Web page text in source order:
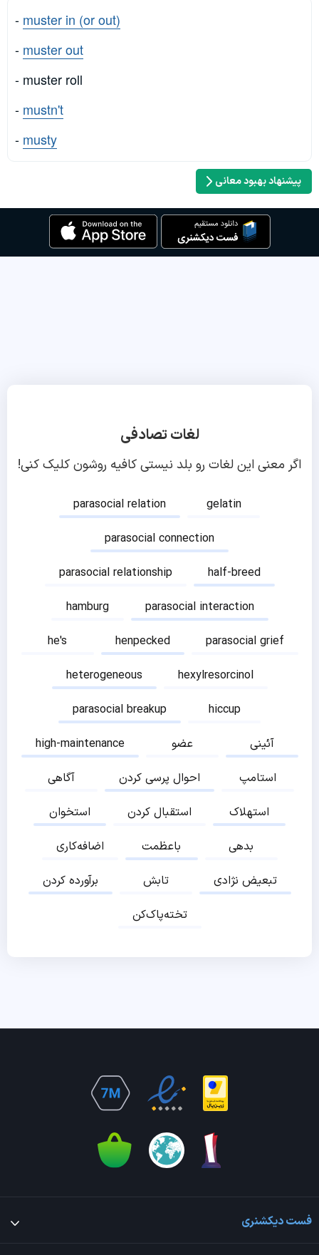
- muster in (or out)
- muster out
- muster roll
- mustn't
- musty
پیشنهاد بهبود معانی
لغات تصادفی
اگر معنی این لغات رو بلد نیستی کافیه روشون کلیک کنی!
parasocial relation
gelatin
parasocial connection
parasocial relationship
half-breed
hamburg
parasocial interaction
he's
henpecked
parasocial grief
heterogeneous
hexylresorcinol
parasocial breakup
hiccup
high-maintenance
عضو
آئینی
آگاهی
احوال پرسی کردن
استامپ
استخوان
استقبال کردن
استهلاک
اضافه‌کاری
باعظمت
بدهی
برآورده کردن
تابش
تبعیض نژادی
تخته‌پاک‌کن
فست دیکشنری